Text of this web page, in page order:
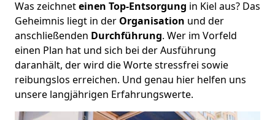
Was zeichneteinen Top-Entsorgung in Kiel aus? Das
Geheimnis liegt in der Organisation und der
anschließenden Durchführung. Wer im Vorfeld
einen Plan hat und sich bei der Ausführung
daranhält, der wird die Worte stressfrei sowie
reibungslos erreichen. Und genau hier helfen uns
unsere langjährigen Erfahrungswerte.